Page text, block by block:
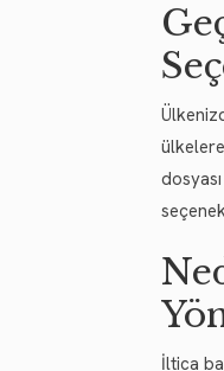
İltica